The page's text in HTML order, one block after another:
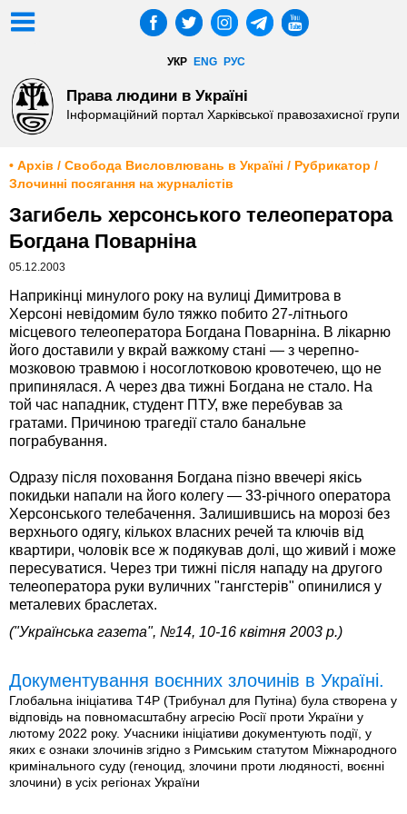
УКР ENG РУС
Права людини в Україні
Інформаційний портал Харківської правозахисної групи
• Архів / Свобода Висловлювань в Україні / Рубрикатор /
Злочинні посягання на журналістів
Загибель херсонського телеоператора
Богдана Поварніна
05.12.2003
Наприкінці минулого року на вулиці Димитрова в
Херсоні невідомим було тяжко побито 27-літнього
місцевого телеоператора Богдана Поварніна. В лікарню
його доставили у вкрай важкому стані — з черепно-
мозковою травмою і носоглотковою кровотечею, що не
припинялася. А через два тижні Богдана не стало. На
той час нападник, студент ПТУ, вже перебував за
гратами. Причиною трагедії стало банальне
пограбування.
Одразу після поховання Богдана пізно ввечері якісь
покидьки напали на його колегу — 33-річного оператора
Херсонського телебачення. Залишившись на морозі без
верхнього одягу, кількох власних речей та ключів від
квартири, чоловік все ж подякував долі, що живий і може
пересуватися. Через три тижні після нападу на другого
телеоператора руки вуличних "гангстерів" опинилися у
металевих браслетах.
("Українська газета", №14, 10-16 квітня 2003 р.)
Документування воєнних злочинів в Україні.
Глобальна ініціатива T4P (Трибунал для Путіна) була створена у
відповідь на повномасштабну агресію Росії проти України у
лютому 2022 року. Учасники ініціативи документують події, у
яких є ознаки злочинів згідно з Римським статутом Міжнародного
кримінального суду (геноцид, злочини проти людяності, воєнні
злочини) в усіх регіонах України